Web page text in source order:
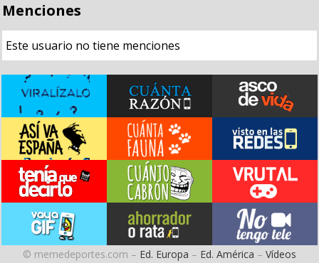
Menciones
Este usuario no tiene menciones
© memedeportes.com – Ed. Europa – Ed. América – Vídeos